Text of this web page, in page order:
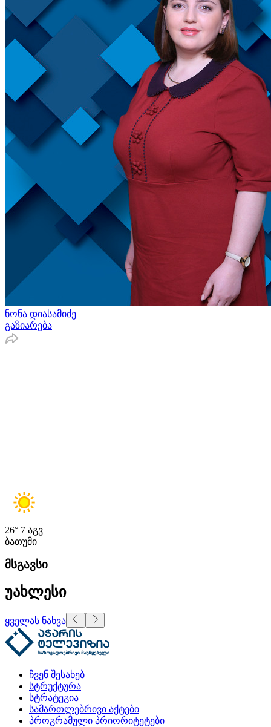
ნონა დიასამიძე
გაზიარება
26° 7 აგვ
ბათუმი
მსგავსი
უახლესი
ყველას ნახვა
ჩვენ შესახებ
სტრუქტურა
სტრატეგია
სამართლებრივი აქტები
პროგრამული პრიორიტეტები